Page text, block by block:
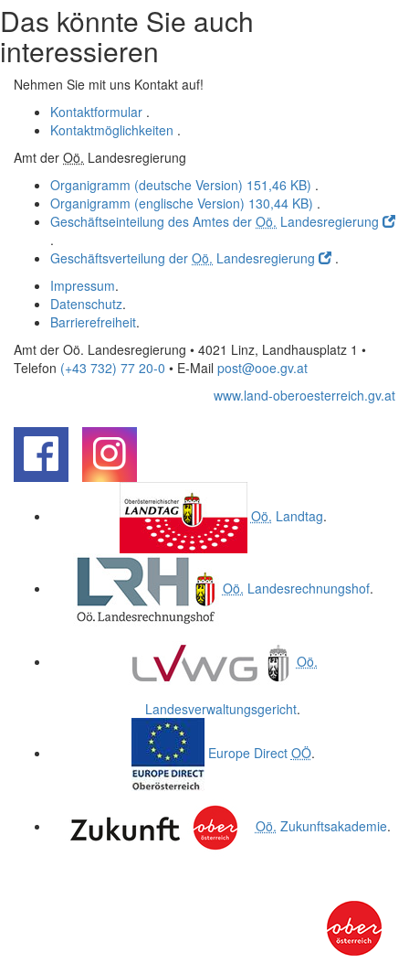
Das könnte Sie auch
interessieren
Nehmen Sie mit uns Kontakt auf!
Kontaktformular .
Kontaktmöglichkeiten .
Amt der Oö. Landesregierung
Organigramm (deutsche Version) 151,46 KB) .
Organigramm (englische Version) 130,44 KB) .
Geschäftseinteilung des Amtes der Oö. Landesregierung
.
Geschäftsverteilung der Oö. Landesregierung
.
Impressum.
Datenschutz.
Barrierefreiheit.
Amt der Oö. Landesregierung • 4021 Linz, Landhausplatz 1 •
Telefon (+43 732) 77 20-0 • E-Mail post@ooe.gv.at
www.land-oberoesterreich.gv.at
Oö. Landtag.
Oö. Landesrechnungshof.
Oö.
Landesverwaltungsgericht.
Europe Direct OÖ.
Oö. Zukunftsakademie.